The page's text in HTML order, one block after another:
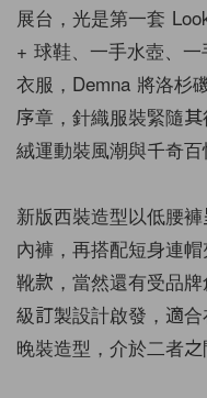
展台，光是第一套
+ 球鞋、一手水壺、
衣服，Demna 將洛杉
序章，針織服裝緊隨
絨運動裝風潮與千奇百
新版西裝造型以低腰
內褲，再搭配短身連
靴款，當然還有受品
級訂製設計啟發，適
晚裝造型，介於二者之